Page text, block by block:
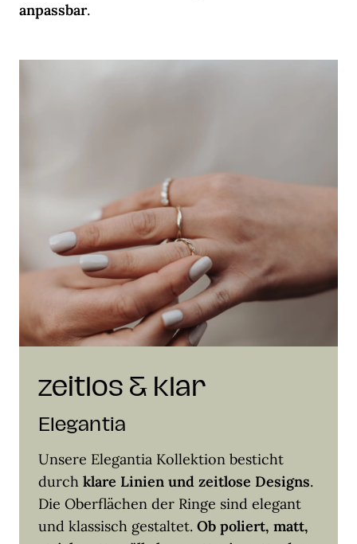
anpassbar.
zeitlos & klar
Elegantia
Unsere Elegantia Kollektion besticht
durch klare Linien und zeitlose Designs.
Die Oberflächen der Ringe sind elegant
und klassisch gestaltet. Ob poliert, matt,